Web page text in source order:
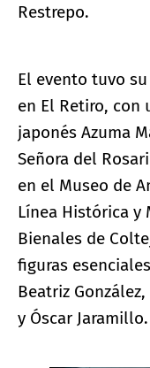
Restrepo.
El evento tuvo
en El Retiro,
japonés Azuma
Señora del
en el Museo de
Línea Histórica y
Bienales de
figuras
Beatriz
y Óscar Jaramillo.